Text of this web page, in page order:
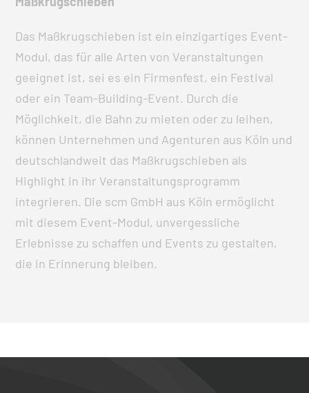
Das Maßkrugschieben ist ein einzigartiges Event-
Modul, das für alle Arten von Veranstaltungen
geeignet ist, sei es ein Firmenfest, ein Festival
oder ein Team-Building-Event. Durch die
Möglichkeit, die Bahn zu mieten oder zu leihen,
können Unternehmen und Agenturen aus Köln und
deutschlandweit das Maßkrugschieben als
Highlight in ihr Veranstaltungsprogramm
integrieren. Die scm GmbH aus Köln ermöglicht
mit diesem Event-Modul, unvergessliche
Erlebnisse zu schaffen und Events zu gestalten,
die in Erinnerung bleiben.